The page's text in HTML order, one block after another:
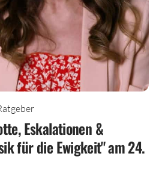
Eskalationen &
für die Ewigkeit" am 24.